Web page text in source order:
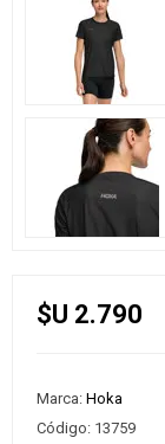
$U 2.790
Marca: Hoka
Código: 13759